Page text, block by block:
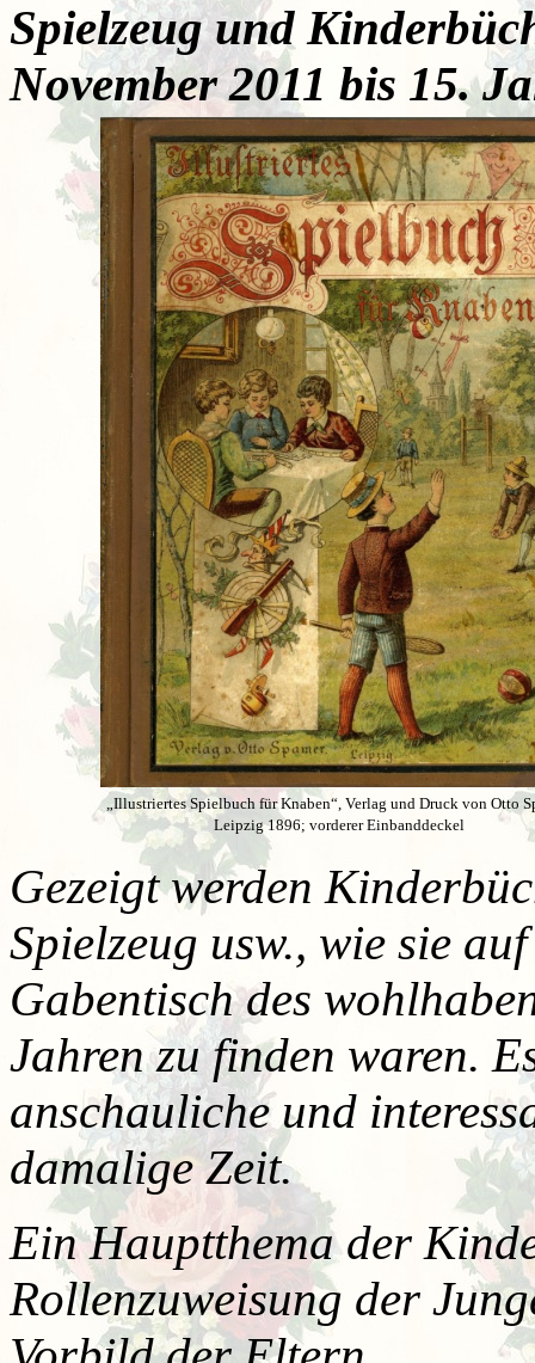
Spielzeug und
November 2011 bis 15.
„Illustriertes Spielbuch für Knaben“, Verlag und Druck von Otto
Leipzig 1896; vorderer Einbanddeckel
Gezeigt werden
Spielzeug usw., wie sie
Gabentisch des
Jahren zu finden waren.
anschauliche und
damalige Zeit.
Ein Hauptthema der
Rollenzuweisung der